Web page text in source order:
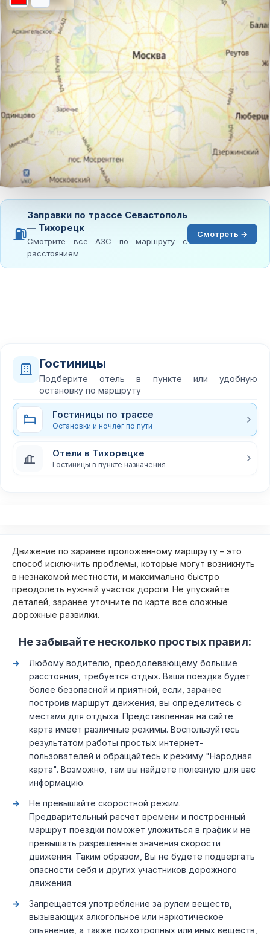
⛽
Заправки по трассе Севастополь
— Тихорецк
Смотрите все АЗС по маршруту с
расстоянием
Смотреть →
Гостиницы
Подберите отель в пункте или удобную
остановку по маршруту
Гостиницы по трассе
Остановки и ночлег по пути
Отели в Тихорецке
Гостиницы в пункте назначения
Движение по заранее проложенному маршруту – это
способ исключить проблемы, которые могут возникнуть
в незнакомой местности, и максимально быстро
преодолеть нужный участок дороги. Не упускайте
деталей, заранее уточните по карте все сложные
дорожные развилки.
Не забывайте несколько простых правил:
Любому водителю, преодолевающему большие
расстояния, требуется отдых. Ваша поездка будет
более безопасной и приятной, если, заранее
построив маршрут движения, вы определитесь с
местами для отдыха. Представленная на сайте
карта имеет различные режимы. Воспользуйтесь
результатом работы простых интернет-
пользователей и обращайтесь к режиму "Народная
карта". Возможно, там вы найдете полезную для вас
информацию.
Не превышайте скоростной режим.
Предварительный расчет времени и построенный
маршрут поездки поможет уложиться в график и не
превышать разрешенные значения скорости
движения. Таким образом, Вы не будете подвергать
опасности себя и других участников дорожного
движения.
Запрещается употребление за рулем веществ,
вызывающих алкогольное или наркотическое
опьянение, а также психотропных или иных веществ,